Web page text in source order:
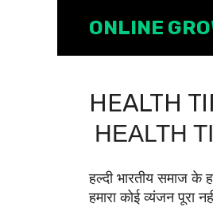
ONLINE
HEALTH
HEALTH
हल्दी भारतीय समाज के
हमारा कोई व्यंजन पूरा